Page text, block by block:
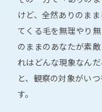
けど、全然ありのま
てくる毛を無理やり
のままのあなたが素
れはどんな現象なん
と、観察の対象がい
す。